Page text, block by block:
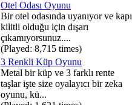
Otel Odası Oyunu
Bir otel odasında uyanıyor ve kapı
kilitli olduğu için dışarı
çıkamıyorsunuz....
(Played: 8,715 times)
3 Renkli Küp Oyunu
Metal bir küp ve 3 farklı rente
taşlar işte size oyalayıcı bir zeka
oyunu, kü...